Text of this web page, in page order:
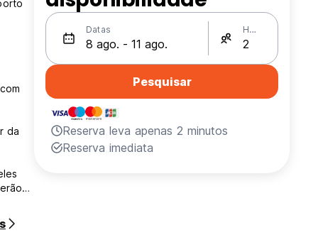
da
Datas Hóspedes
Pesquisar
Reserva leva apenas 2 minutos
Reserva imediata